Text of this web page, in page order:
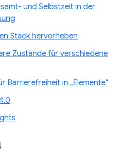
und Selbstzeit in der
Stack hervorheben
Zustände für verschiedene
Barrierefreiheit in „Elemente“